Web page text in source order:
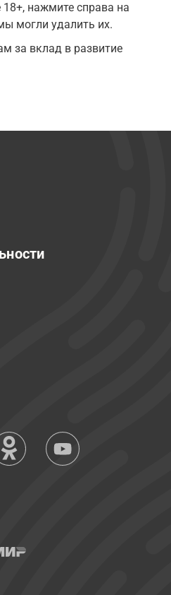
18+, нажмите справа на
могли удалить их.
за вклад в развитие